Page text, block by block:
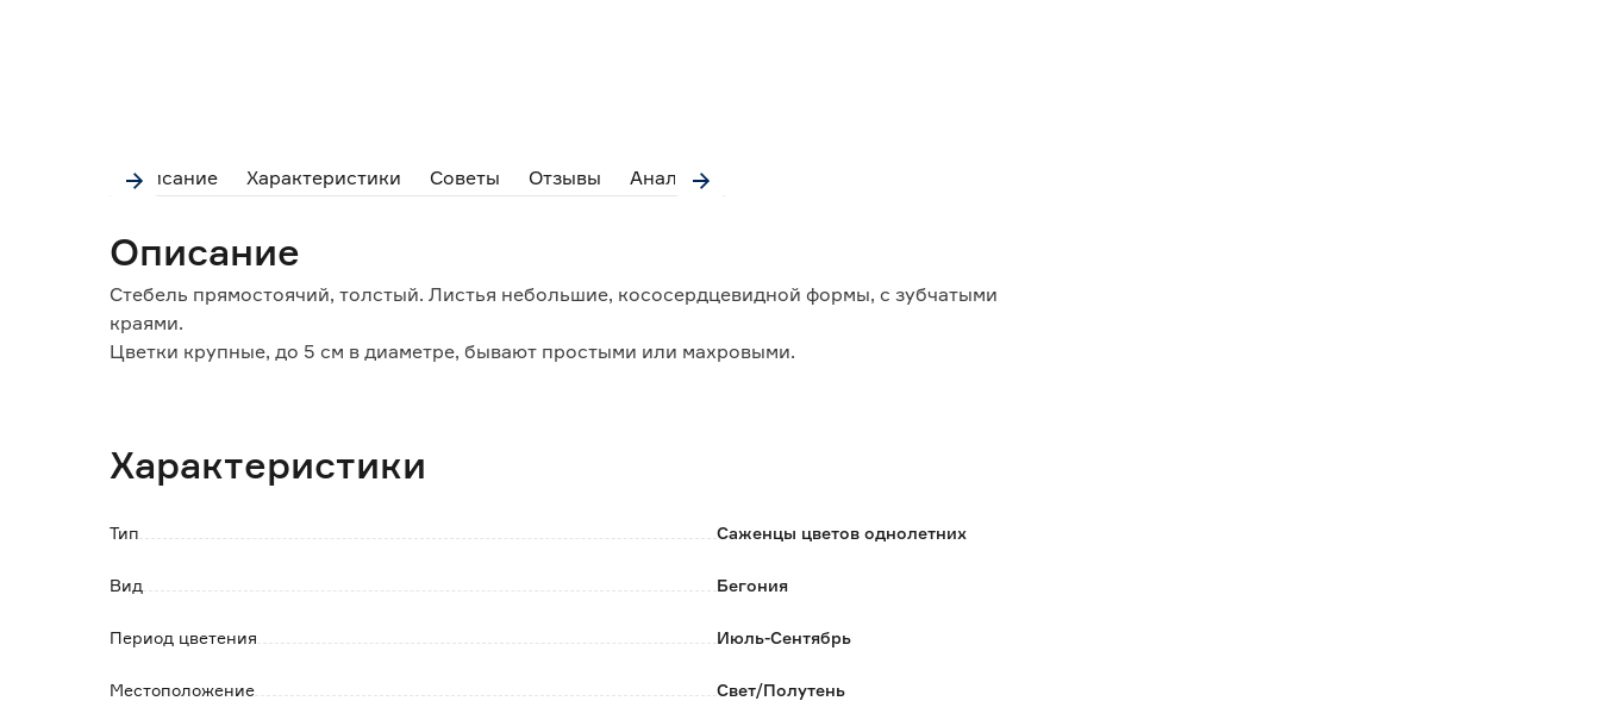
Описание Характеристики Советы Отзывы Аналоги
Описание
Стебель прямостоячий, толстый. Листья небольшие, кососердцевидной формы, с зубчатыми
краями.
Цветки крупные, до 5 см в диаметре, бывают простыми или махровыми.
Клубни бегонии необходимо каждый год проращивать заново.
Товар продается в ассортименте.
Характеристики
Тип Саженцы цветов однолетних
Вид Бегония
Период цветения Июль-Сентябрь
Местоположение Свет/Полутень